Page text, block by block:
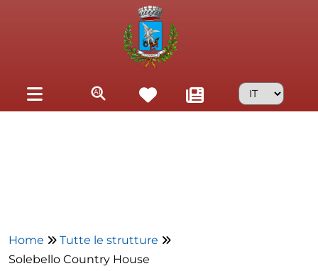
Home
Tutte le strutture
Solebello Country House